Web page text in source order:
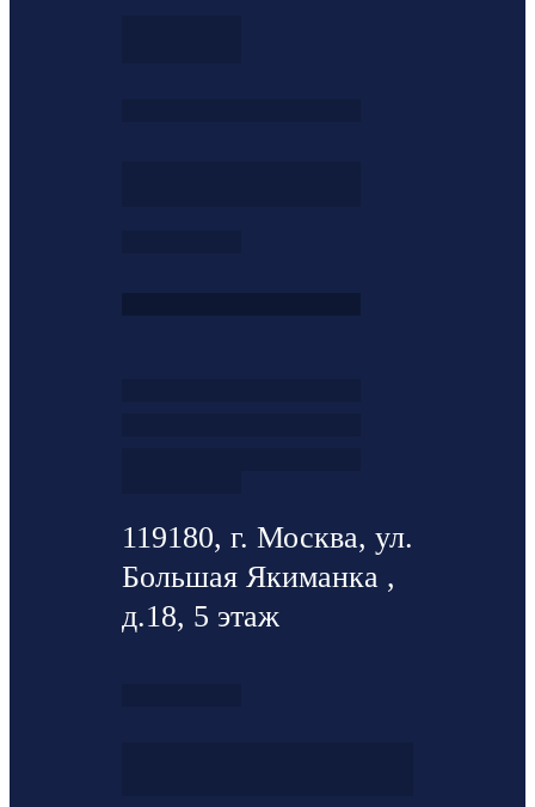
119180, г. Москва, ул.
Большая Якиманка ,
д.18, 5 этаж